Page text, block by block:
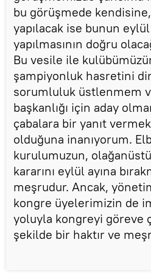
bu görüşmede
yapılacak ise bunun
yapılmasının doğru
Bu vesile ile
şampiyonluk hasretini
sorumluluk üstlenmem
başkanlığı için aday
çabalara bir yanıt
olduğuna inanıyorum.
kurulumuzun,
kararını eylül ayına
meşrudur. Ancak,
kongre üyelerimizin de
yoluyla kongreyi göreve
şekilde bir haktır ve